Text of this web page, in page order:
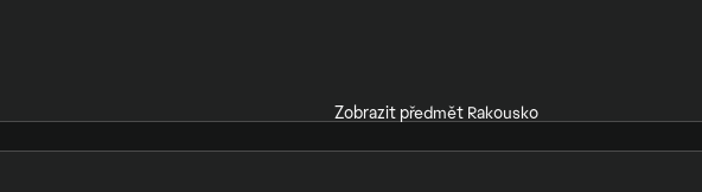
Zobrazit předmět Rakousko